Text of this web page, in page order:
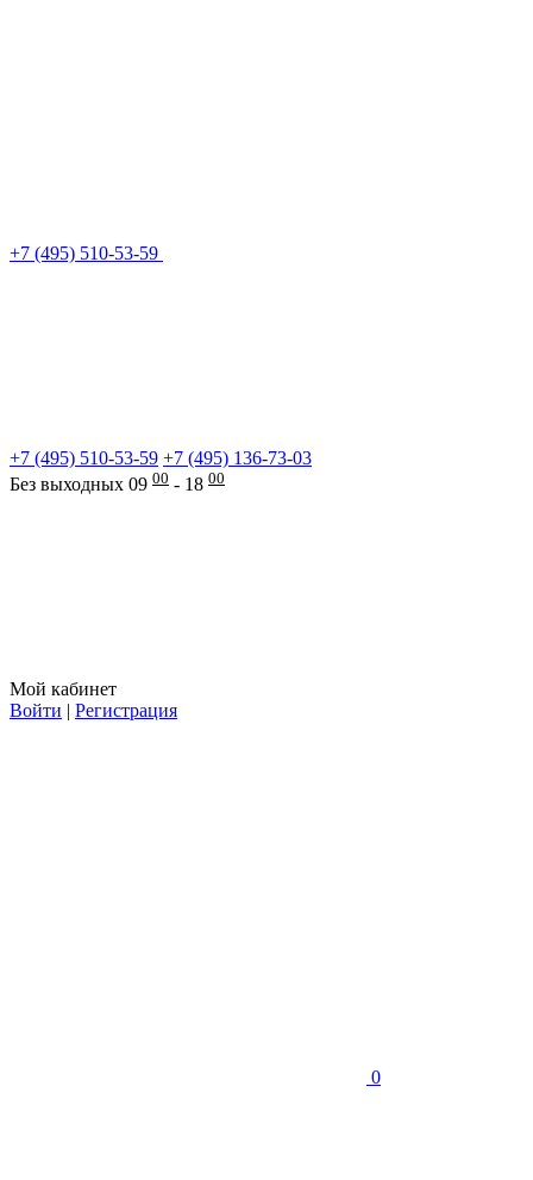
+7 (495) 510-53-59
+7 (495) 510-53-59 +7 (495) 136-73-03
Без выходных 09 00 - 18 00
Мой кабинет
Войти | Регистрация
0